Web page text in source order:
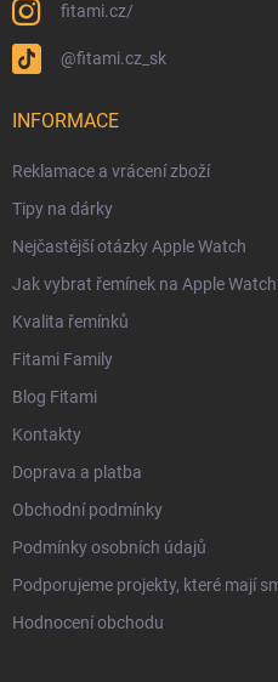
fitami.cz/
@fitami.cz_sk
INFORMACE
Reklamace a vrácení zboží
Tipy na dárky
Nejčastější otázky Apple Watch
Jak vybrat řemínek na Apple
Kvalita řemínků
Fitami Family
Blog Fitami
Kontakty
Doprava a platba
Obchodní podmínky
Podmínky osobních údajů
Podporujeme projekty, které mají
Hodnocení obchodu